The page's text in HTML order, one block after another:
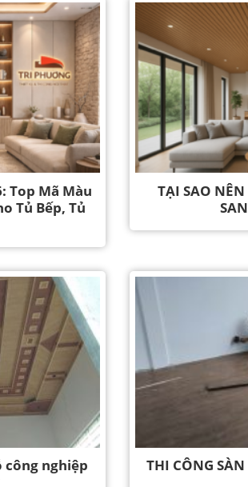
Top Mã Màu
Tủ Bếp, Tủ
TẠI SAO
công nghiệp
THI CÔNG